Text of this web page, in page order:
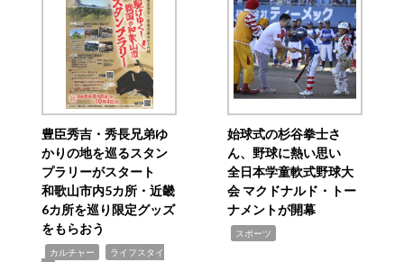
豊臣秀吉・秀長兄弟ゆ
かりの地を巡るスタン
プラリーがスタート
和歌山市内5カ所・近畿
6カ所を巡り限定グッズ
をもらおう
カルチャー
ライフスタイ
始球式の杉谷拳士さ
ん、野球に熱い思い
全日本学童軟式野球大
会 マクドナルド・トー
ナメントが開幕
スポーツ